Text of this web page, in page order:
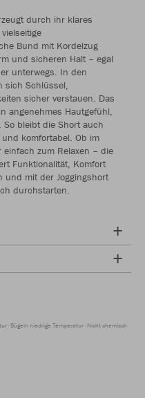
durch ihr klares
Bund mit Kordelzug
und sicheren Halt – egal
unterwegs. In den
sich Schlüssel,
sicher verstauen. Das
angenehmes Hautgefühl,
bleibt die Short auch
komfortabel. Ob im
zum Relaxen – die
Funktionalität, Komfort
und mit der Joggingshort
durchstarten.
Bügeln niedrige Temperatur Nicht chemisch